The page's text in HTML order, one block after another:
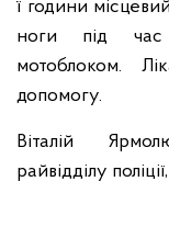
ї години
ноги під час
мотоблоком.
допомогу.
Віталій
райвідділу